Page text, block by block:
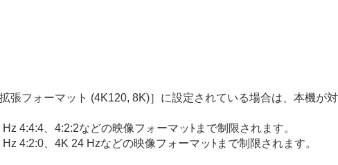
拡張フォーマット (4K120, 8K)］に設定されている場合は、本機が
Hz 4:4:4、4:2:2などの映像フォーマッﾄまで制限されます。
4:2:0、 4K 24 Hzなどの映像フォーマッﾄまで制限されます。